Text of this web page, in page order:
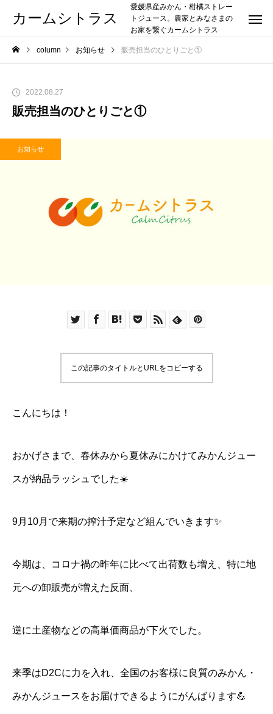
カームシトラス
愛媛県産みかん・柑橘ストレー
トジュース。農家とみなさまの
お家を繋ぐカームシトラス
column お知らせ 販売担当のひとりごと①
2022.08.27
販売担当のひとりごと①
お知らせ
この記事のタイトルとURLをコピーする
こんにちは！
おかげさまで、春休みから夏休みにかけてみかんジュー
スが納品ラッシュでした☀️
9月10月で来期の搾汁予定など組んでいきます✨
今期は、コロナ禍の昨年に比べて出荷数も増え、特に地
元への卸販売が増えた反面、
逆に土産物などの高単価商品が下火でした。
来季はD2Cに力を入れ、全国のお客様に良質のみかん・
みかんジュースをお届けできるようにがんばります💪